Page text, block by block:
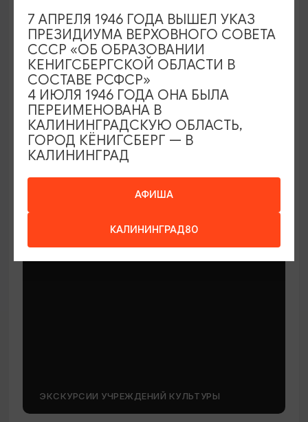
МАСТЕР-КЛАССЫ
Мастер-классы по керамике Елены
Бодяковой
Калининград, ул. Баранова, 45
ЭКСКУРСИИ УЧРЕЖДЕНИЙ КУЛЬТУРЫ
АФИША
КАЛИНИНГРАД80
7 АПРЕЛЯ 1946 ГОДА ВЫШЕЛ УКАЗ
ПРЕЗИДИУМА ВЕРХОВНОГО СОВЕТА
СССР «ОБ ОБРАЗОВАНИИ
КЕНИГСБЕРГСКОЙ ОБЛАСТИ В
СОСТАВЕ РСФСР»
4 ИЮЛЯ 1946 ГОДА ОНА БЫЛА
ПЕРЕИМЕНОВАНА В
КАЛИНИНГРАДСКУЮ ОБЛАСТЬ,
ГОРОД КЁНИГСБЕРГ — В
КАЛИНИНГРАД